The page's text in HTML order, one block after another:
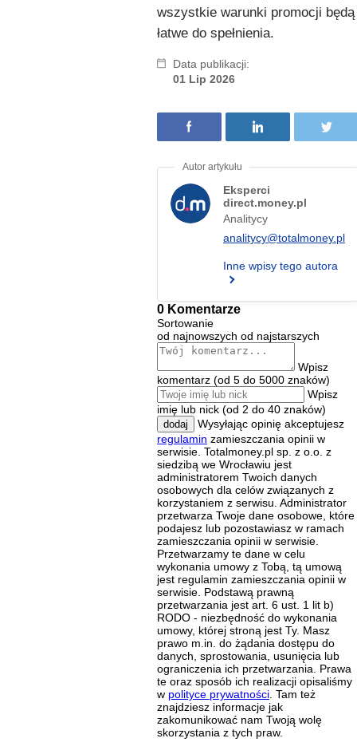
wszystkie warunki promocji będą
łatwe do spełnienia.
Data publikacji:
01 Lip 2026
Eksperci
direct.money.pl
Analitycy
analitycy@totalmoney.pl
Inne wpisy tego autora
0 Komentarze
Sortowanie
od najnowszych od najstarszych
Wpisz
komentarz (od 5 do 5000 znaków)
Wpisz
imię lub nick (od 2 do 40 znaków)
dodaj
Wysyłając opinię akceptujesz
regulamin zamieszczania opinii w
serwisie. Totalmoney.pl sp. z o.o. z
siedzibą we Wrocławiu jest
administratorem Twoich danych
osobowych dla celów związanych z
korzystaniem z serwisu. Administrator
przetwarza Twoje dane osobowe, które
podajesz lub pozostawiasz w ramach
zamieszczania opinii w serwisie.
Przetwarzamy te dane w celu
wykonania umowy z Tobą, tą umową
jest regulamin zamieszczania opinii w
serwisie. Podstawą prawną
przetwarzania jest art. 6 ust. 1 lit b)
RODO - niezbędność do wykonania
umowy, której stroną jest Ty. Masz
prawo m.in. do żądania dostępu do
danych, sprostowania, usunięcia lub
ograniczenia ich przetwarzania. Prawa
te oraz sposób ich realizacji opisaliśmy
w polityce prywatności . Tam też
znajdziesz informacje jak
zakomunikować nam Twoją wolę
skorzystania z tych praw.